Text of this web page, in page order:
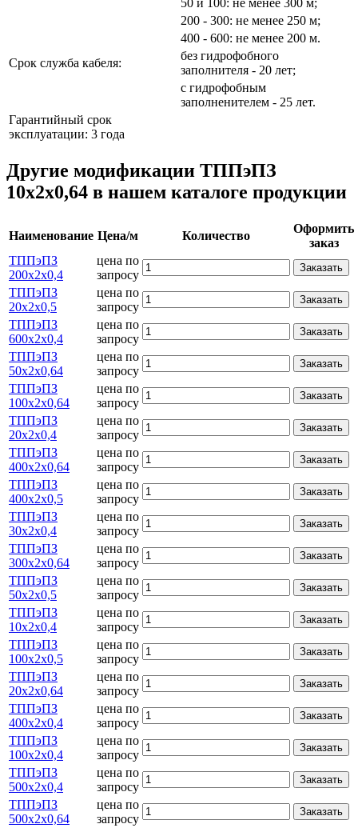
200 - 300: не менее 250 м;
400 - 600: не менее 200 м.
Срок служба кабеля:
без гидрофобного
заполнителя - 20 лет;
с гидрофобным
заполненителем - 25 лет.
Гарантийный срок
эксплуатации: 3 года
Другие модификации ТППэПЗ
10х2х0,64 в нашем каталоге продукции
Наименование Цена/м Количество
Оформить
заказ
ТППэПЗ
200х2х0,4
цена по
запросу
Заказать
ТППэПЗ
20х2х0,5
цена по
запросу
Заказать
ТППэПЗ
600х2х0,4
цена по
запросу
Заказать
ТППэПЗ
50х2х0,64
цена по
запросу
Заказать
ТППэПЗ
100х2х0,64
цена по
запросу
Заказать
ТППэПЗ
20х2х0,4
цена по
запросу
Заказать
ТППэПЗ
400х2х0,64
цена по
запросу
Заказать
ТППэПЗ
400х2х0,5
цена по
запросу
Заказать
ТППэПЗ
30х2х0,4
цена по
запросу
Заказать
ТППэПЗ
300х2х0,64
цена по
запросу
Заказать
ТППэПЗ
50х2х0,5
цена по
запросу
Заказать
ТППэПЗ
10х2х0,4
цена по
запросу
Заказать
ТППэПЗ
100х2х0,5
цена по
запросу
Заказать
ТППэПЗ
20х2х0,64
цена по
запросу
Заказать
ТППэПЗ
400х2х0,4
цена по
запросу
Заказать
ТППэПЗ
100х2х0,4
цена по
запросу
Заказать
ТППэПЗ
500х2х0,4
цена по
запросу
Заказать
ТППэПЗ
500х2х0,64
цена по
запросу
Заказать